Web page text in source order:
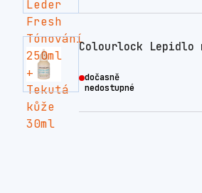
Colourlock Lepidlo
dočasně
nedostupné